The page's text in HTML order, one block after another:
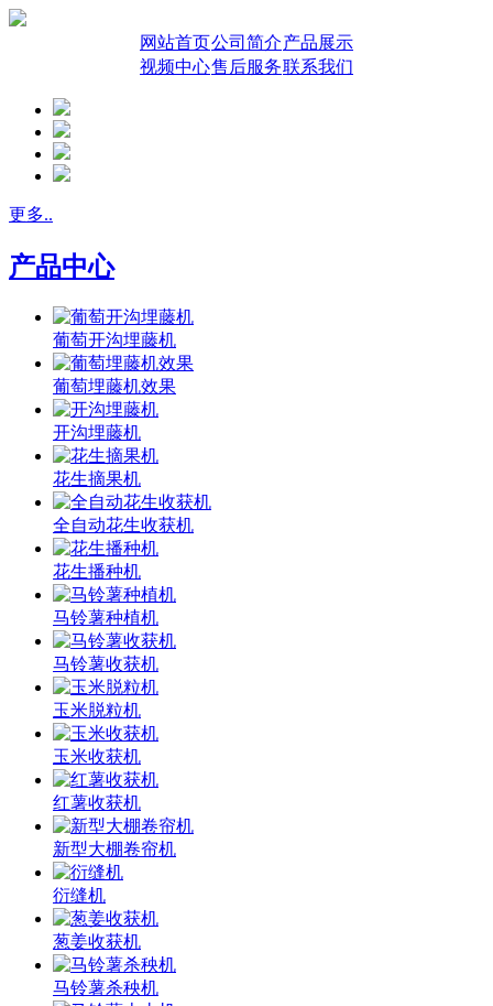
网站首页公司简介产品展示
视频中心售后服务联系我们
更多..
产品中心
葡萄开沟埋藤机
葡萄埋藤机效果
开沟埋藤机
花生摘果机
全自动花生收获机
花生播种机
马铃薯种植机
马铃薯收获机
玉米脱粒机
玉米收获机
红薯收获机
新型大棚卷帘机
衍缝机
葱姜收获机
马铃薯杀秧机